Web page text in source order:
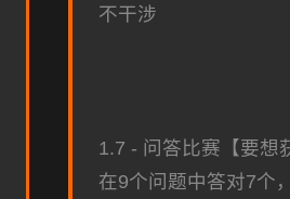
不干涉
1.7 - 问答比赛【要想
在9个问题中答对7个